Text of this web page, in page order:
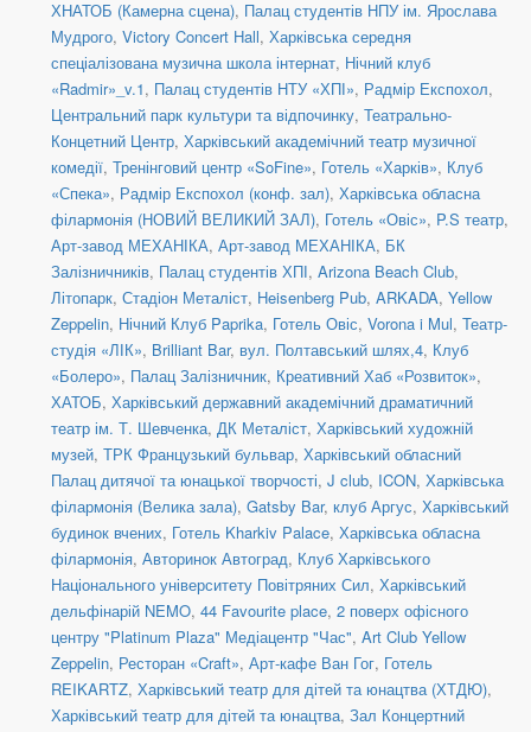
ХНАТОБ (Камерна сцена), Палац студентів НПУ ім. Ярослава
Мудрого, Victory Concert Hall, Харківська середня
спеціалізована музична школа інтернат, Нічний клуб
«Radmir»_v.1, Палац студентів НТУ «ХПІ», Радмір Експохол,
Центральний парк культури та відпочинку, Театрально-
Концетний Центр, Харківський академічний театр музичної
комедії, Тренінговий центр «SoFine», Готель «Харків», Клуб
«Спека», Радмір Експохол (конф. зал), Харківська обласна
філармонія (НОВИЙ ВЕЛИКИЙ ЗАЛ), Готель «Овіс», P.S театр,
Арт-завод МЕХАНІКА, Арт-завод МЕХАНІКА, БК
Залізничників, Палац студентів ХПІ, Arizona Beach Club,
Літопарк, Стадіон Металіст, Heisenberg Pub, ARKADA, Yellow
Zeppelin, Нічний Клуб Paprika, Готель Овіс, Vorona i Mul, Театр-
студія «ЛІК», Brilliant Bar, вул. Полтавський шлях,4, Клуб
«Болеро», Палац Залізничник, Креативний Хаб «Розвиток»,
ХАТОБ, Харківський державний академічний драматичний
театр ім. Т. Шевченка, ДК Металіст, Харківський художній
музей, ТРК Французький бульвар, Харківський обласний
Палац дитячої та юнацької творчості, J club, ICON, Харківська
філармонія (Велика зала), Gatsby Bar, клуб Аргус, Харківський
будинок вчених, Готель Kharkiv Palace, Харківська обласна
філармонія, Авторинок Автоград, Клуб Харківського
Національного університету Повітряних Сил, Харківський
дельфінарій NEMO, 44 Favourite place, 2 поверх офісного
центру "Platinum Plaza" Медіацентр "Час", Art Club Yellow
Zeppelin, Ресторан «Craft», Арт-кафе Ван Гог, Готель
REIKARTZ, Харківський театр для дітей та юнацтва (ХТДЮ),
Харківський театр для дітей та юнацтва, Зал Концертний